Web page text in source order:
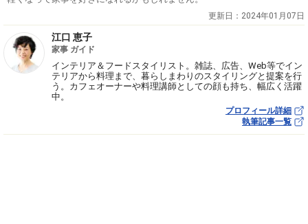
更新日： 2024年01月07日
江口 恵子
家事 ガイド
インテリア＆フードスタイリスト。雑誌、広告、Web等でイン
テリアから料理まで、暮らしまわりのスタイリングと提案を行
う。カフェオーナーや料理講師としての顔も持ち、幅広く活躍
中。
プロフィール詳細
執筆記事一覧